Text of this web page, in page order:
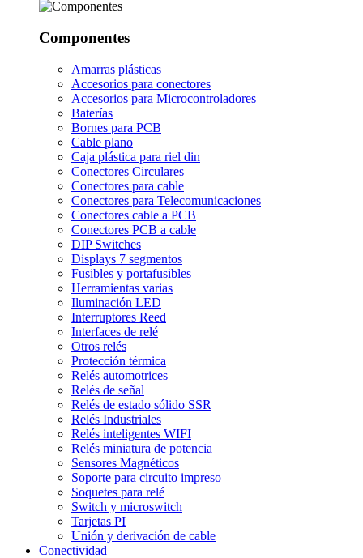
Componentes
Amarras plásticas
Accesorios para conectores
Accesorios para Microcontroladores
Baterías
Bornes para PCB
Cable plano
Caja plástica para riel din
Conectores Circulares
Conectores para cable
Conectores para Telecomunicaciones
Conectores cable a PCB
Conectores PCB a cable
DIP Switches
Displays 7 segmentos
Fusibles y portafusibles
Herramientas varias
Iluminación LED
Interruptores Reed
Interfaces de relé
Otros relés
Protección térmica
Relés automotrices
Relés de señal
Relés de estado sólido SSR
Relés Industriales
Relés inteligentes WIFI
Relés miniatura de potencia
Sensores Magnéticos
Soporte para circuito impreso
Soquetes para relé
Switch y microswitch
Tarjetas PI
Unión y derivación de cable
Conectividad